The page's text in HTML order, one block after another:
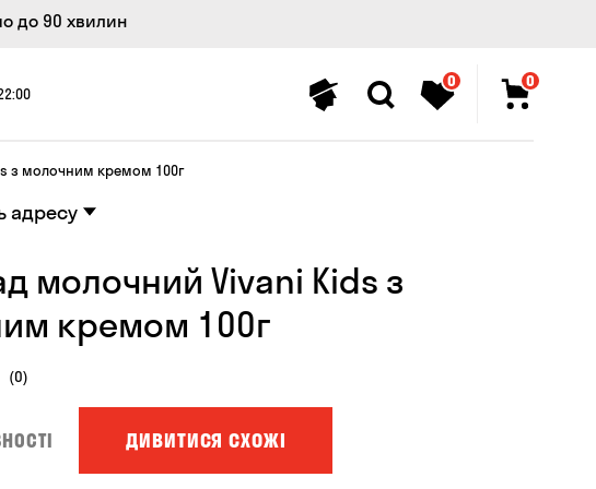
до 90 хвилин
0 0
з молочним кремом 100г
адресу
молочний Vivani Kids з
кремом 100г
(0)
ДИВИТИСЯ СХОЖІ